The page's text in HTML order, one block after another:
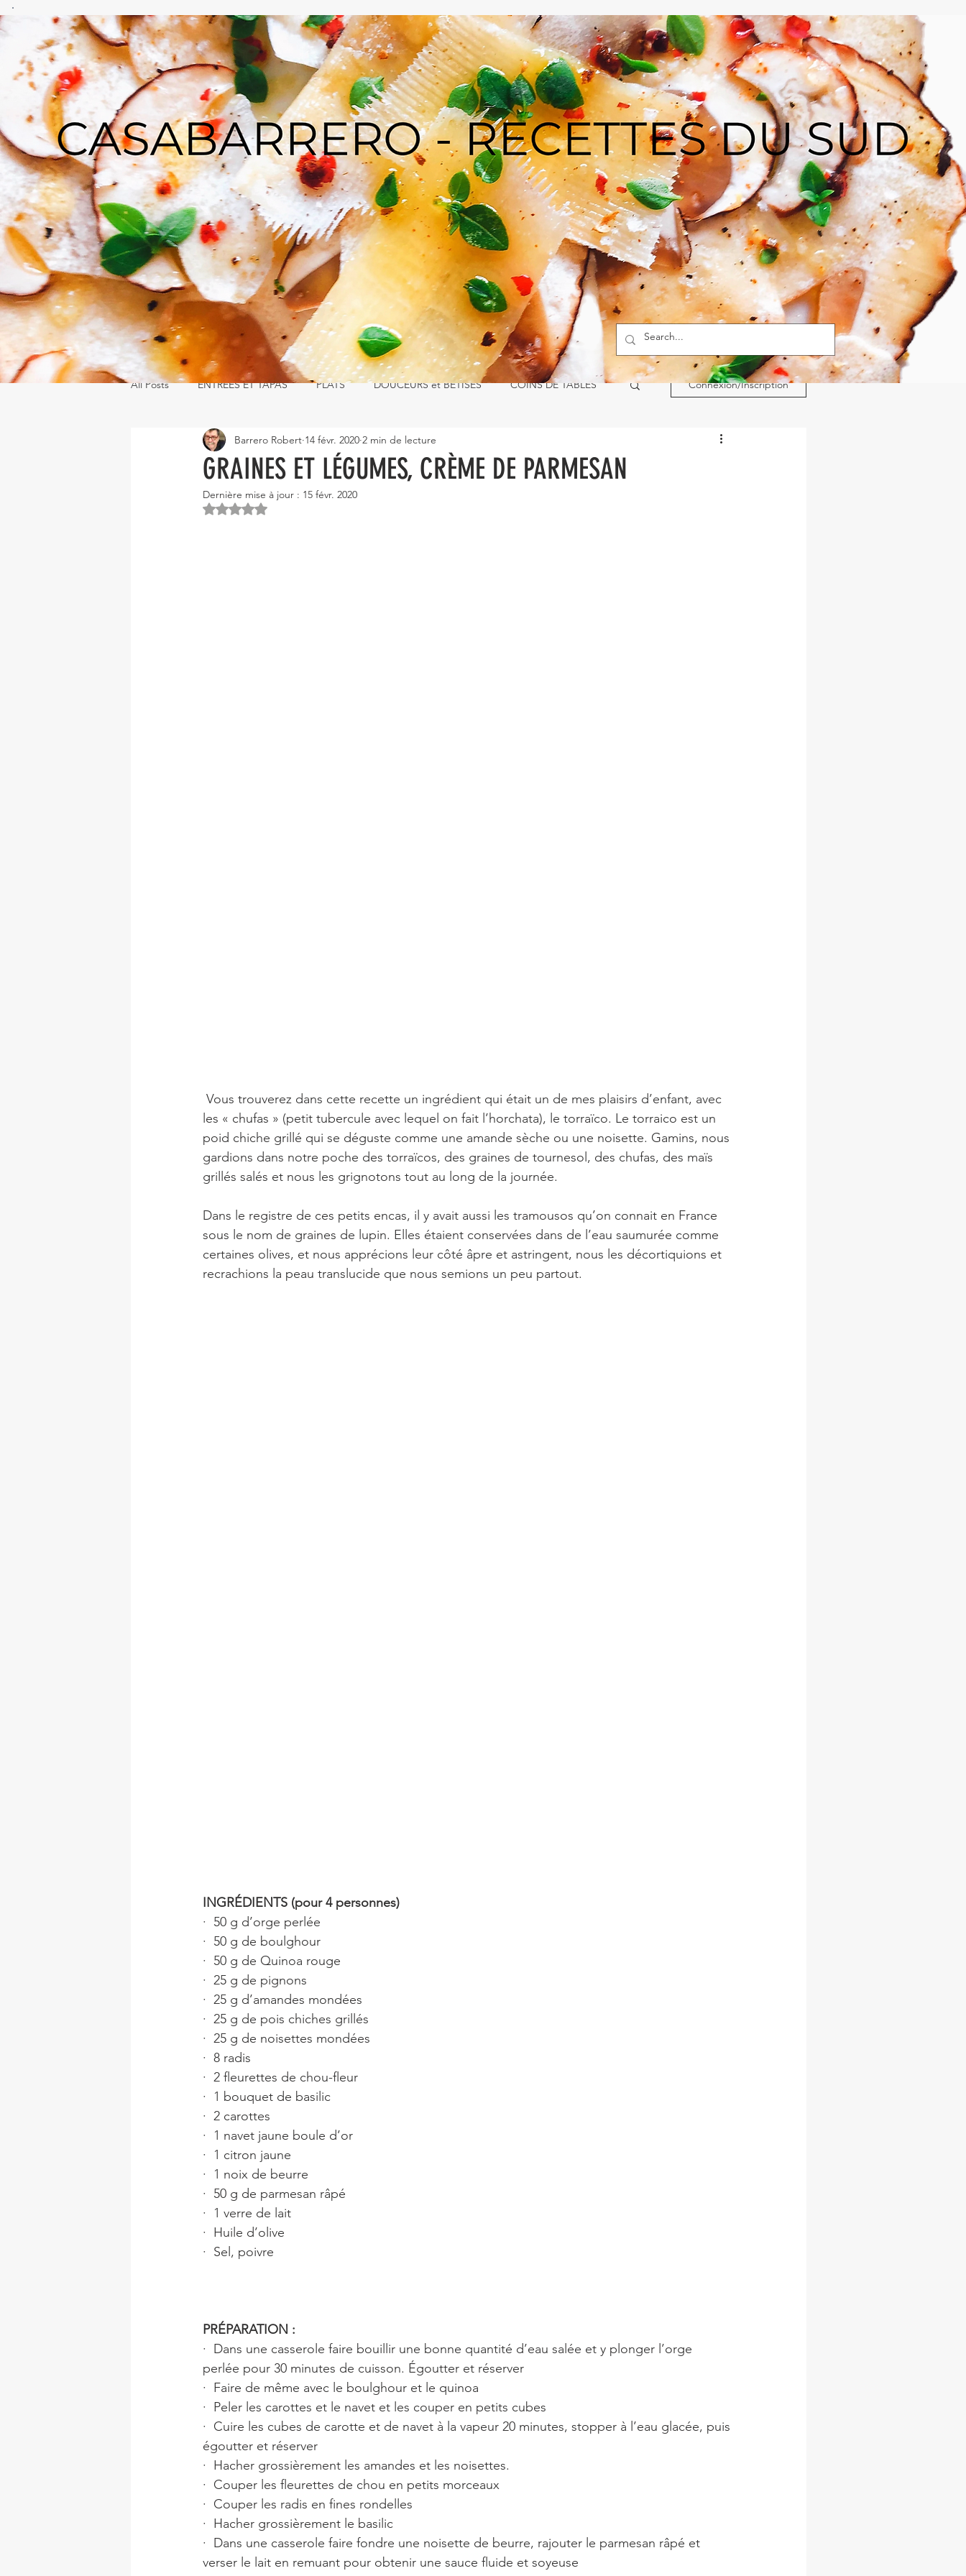
CASA
BARRERO
All Posts ENTRÉES ET TAPAS PLATS DOUCEURS et BÊTISES COINS DE TABLES Connexion/Inscription
GRAINES ET LÉGUMES, CRÈME DE PARMESAN
Barrero Robert 14 févr. 2020 2 min de lecture
Dernière mise à jour : 15 févr. 2020
Noté NaN étoiles sur 5.
les « chufas » (petit tubercule avec lequel on fait l’horchata), le torraïco. Le torraico est un
poid chiche grillé qui se déguste comme une amande sèche ou une noisette. Gamins, nous
gardions dans notre poche des torraïcos, des graines de tournesol, des chufas, des maïs
grillés salés et nous les grignotons tout au long de la journée.
Dans le registre de ces petits encas, il y avait aussi les tramousos qu’on connait en France
sous le nom de graines de lupin. Elles étaient conservées dans de l’eau saumurée comme
certaines olives, et nous apprécions leur côté âpre et astringent, nous les décortiquions et
recrachions la peau translucide que nous semions un peu partout.
INGRÉDIENTS (pour 4 personnes)
·  50 g d’orge perlée
·  50 g de boulghour
·  50 g de Quinoa rouge
·  25 g de pignons
·  25 g d’amandes mondées
·  25 g de pois chiches grillés
·  25 g de noisettes mondées
·  8 radis
·  2 fleurettes de chou-fleur
·  1 bouquet de basilic
·  2 carottes
·  1 navet jaune boule d’or
·  1 citron jaune
·  1 noix de beurre
·  50 g de parmesan râpé
·  1 verre de lait
·  Huile d’olive
·  Sel, poivre
PRÉPARATION :
·  Dans une casserole faire bouillir une bonne quantité d’eau salée et y plonger l’orge
perlée pour 30 minutes de cuisson. Égoutter et réserver
·  Faire de même avec le boulghour et le quinoa
·  Peler les carottes et le navet et les couper en petits cubes
·  Cuire les cubes de carotte et de navet à la vapeur 20 minutes, stopper à l’eau glacée, puis
égoutter et réserver
·  Hacher grossièrement les amandes et les noisettes.
·  Couper les fleurettes de chou en petits morceaux
·  Couper les radis en fines rondelles
·  Hacher grossièrement le basilic
·  Dans une casserole faire fondre une noisette de beurre, rajouter le parmesan râpé et
verser le lait en remuant pour obtenir une sauce fluide et soyeuse